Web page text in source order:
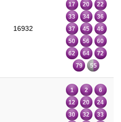
16932
17
20
22
33
34
36
37
45
46
50
56
60
62
64
72
79
55
1 2
6
12
20
24
30
32
33